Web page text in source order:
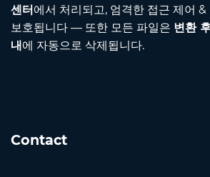
센터 에서 처리되고, 엄격한 접근 제어 &
보호됩니다 — 또한 모든 파일은 변환
내 에 자동으로 삭제됩니다.
Contact